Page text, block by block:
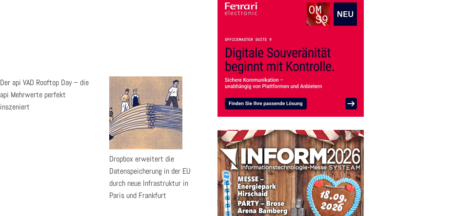
Der api VAD Rooftop Day – die
api Mehrwerte perfekt
inszeniert
Dropbox erweitert die
Datenspeicherung in der EU
durch neue Infrastruktur in
Paris und Frankfurt